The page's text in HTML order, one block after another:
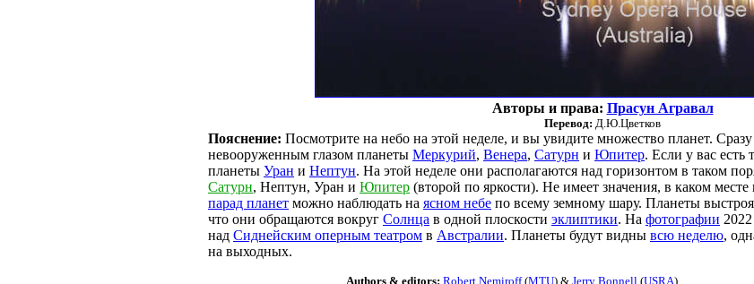
Авторы и права: Прасун Агравал
Перевод: Д.Ю.Цветков
Пояснение: Посмотрите на небо на этой неделе, и вы увидите множество планет.
невооруженным глазом планеты Меркурий, Венера, Сатурн и Юпитер. Если у вас есть
планеты Уран и Нептун. На этой неделе они располагаются над горизонтом в таком
Сатурн, Нептун, Уран и Юпитер (второй по яркости). Не имеет значения, в каком месте
парад планет можно наблюдать на ясном небе по всему земному шару. Планеты
что они обращаются вокруг Солнца в одной плоскости эклиптики. На фотографии
над Сиднейским оперным театром в Австралии. Планеты будут видны всю неделю,
на выходных.
Authors & editors: Robert Nemiroff(MTU) & Jerry Bonnell(USRA)